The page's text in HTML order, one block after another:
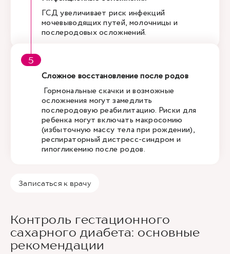
ГСД увеличивает риск инфекций
мочевыводящих путей, молочницы и
послеродовых осложнений.
Сложное восстановление после родов
Гормональные скачки и возможные
осложнения могут замедлить
послеродовую реабилитацию. Риски для
ребенка могут включать макросомию
(избыточную массу тела при рождении),
респираторный дистресс-синдром и
гипогликемию после родов.
Записаться к врачу
Контроль гестационного
сахарного диабета: основные
рекомендации